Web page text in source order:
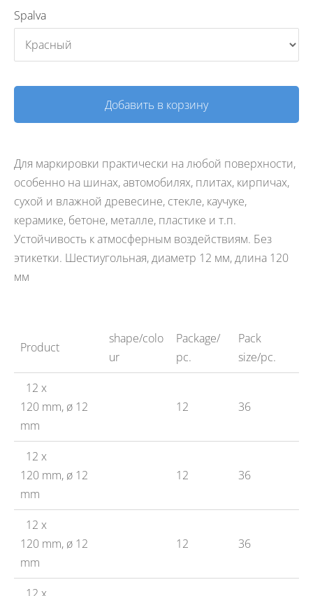
Spalva
Добавить в корзину
Для маркировки практически на любой поверхности,
особенно на шинах, автомобилях, плитах, кирпичах,
сухой и влажной древесине, стекле, каучуке,
керамике, бетоне, металле, пластике и т.п.
Устойчивость к атмосферным воздействиям. Без
этикетки. Шестиугольная, диаметр 12 мм, длина 120
мм
Product
shape/colo
ur
Package/
pc.
Pack
size/pc.
12 x
120 mm, ø 12
mm
12 36
12 x
120 mm, ø 12
mm
12 36
12 x
120 mm, ø 12
mm
12 36